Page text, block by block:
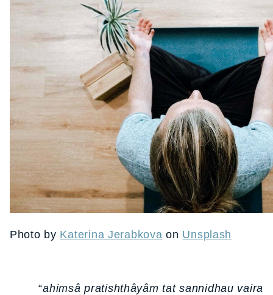
Photo by Katerina Jerabkova on Unsplash
“ahimsâ pratishthâyâm tat sannidhau vaira